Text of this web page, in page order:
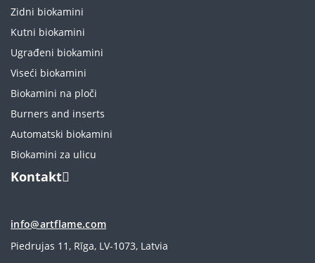
Zidni biokamini
Kutni biokamini
Ugrađeni biokamini
Viseći biokamini
Biokamini na ploči
Burners and inserts
Automatski biokamini
Biokamini za ulicu
Kontakt
info@artflame.com
Piedrujas 11, Rīga, LV-1073, Latvia